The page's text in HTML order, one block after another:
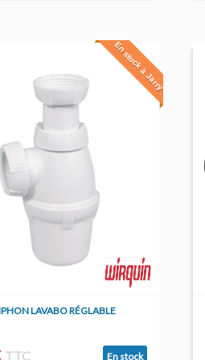
En stock à Jarry
LAVABO RÉGLABLE
TTC En stock